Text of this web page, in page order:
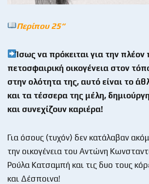
Περίπου 25“
Ίσως να πρόκειται για την πλέον
πετοσφαιρική οικογένεια στον
στην ολότητα της, αυτό είναι το
και τα τέσσερα της μέλη,
και συνεχίζουν καριέρα!
Για όσους (τυχόν) δεν κατάλαβαν
την οικογένεια του Αντώνη
Ρούλα Κατσαμπή και τις δυο τους
και Δέσποινα!